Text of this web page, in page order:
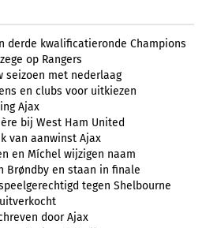
derde kwalificatieronde Champions
op Rangers
seizoen met nederlaag
en clubs voor uitkiezen
Ajax
bij West Ham United
van aanwinst Ajax
en Míchel wijzigen naam
Brøndby en staan in finale
tegen Shelbourne
door Ajax